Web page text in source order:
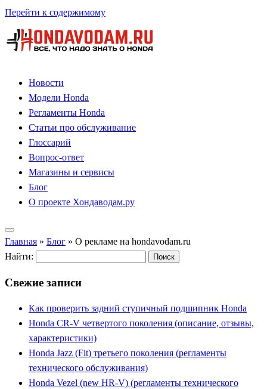
Перейти к содержимому
Новости
Модели Honda
Регламенты Honda
Статьи про обслуживание
Глоссарий
Вопрос-ответ
Магазины и сервисы
Блог
О проекте Хондаводам.ру
Главная » Блог » О рекламе на hondavodam.ru
Найти:
Свежие записи
Как проверить задний ступичный подшипник Honda
Honda CR-V четвертого поколения (описание, отзывы,
характеристики)
Honda Jazz (Fit) третьего поколения (регламенты
технического обслуживания)
Honda Vezel (new HR-V) (регламенты технического